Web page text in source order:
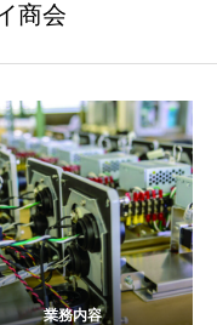
商会
業務内容